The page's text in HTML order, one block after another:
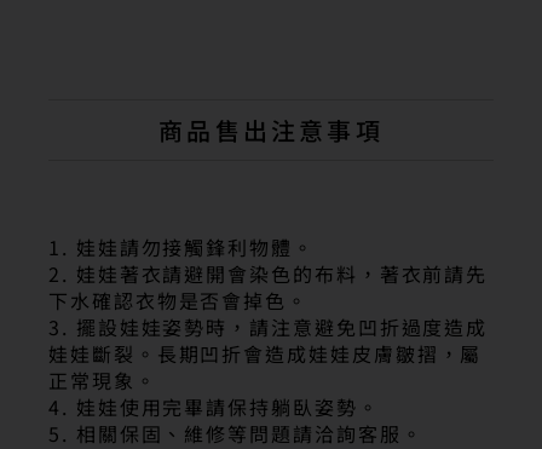
商品售出注意事項
1. 娃娃請勿接觸鋒利物體。
2. 娃娃著衣請避開會染色的布料，著衣前請先
下水確認衣物是否會掉色。
3. 擺設娃娃姿勢時，請注意避免凹折過度造成
娃娃斷裂。長期凹折會造成娃娃皮膚皺摺，屬
正常現象。
4. 娃娃使用完畢請保持躺臥姿勢。
5. 相關保固、維修等問題請洽詢客服。